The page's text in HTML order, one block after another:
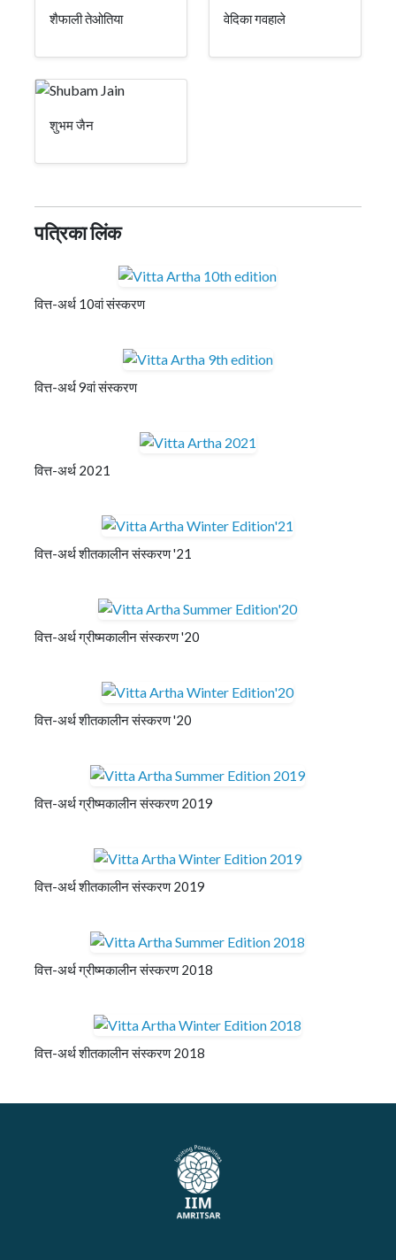
शैफाली तेओतिया वेदिका गवहाले
शुभम जैन
पत्रिका लिंक
वित्त-अर्थ 10वां संस्करण
वित्त-अर्थ 9वां संस्करण
वित्त-अर्थ 2021
वित्त-अर्थ शीतकालीन संस्करण '21
वित्त-अर्थ ग्रीष्मकालीन संस्करण '20
वित्त-अर्थ शीतकालीन संस्करण '20
वित्त-अर्थ ग्रीष्मकालीन संस्करण 2019
वित्त-अर्थ शीतकालीन संस्करण 2019
वित्त-अर्थ ग्रीष्मकालीन संस्करण 2018
वित्त-अर्थ शीतकालीन संस्करण 2018